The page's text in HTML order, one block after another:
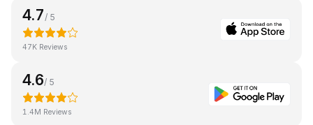
4.7 / 5
47K Reviews
4.6/ 5
1.4M Reviews